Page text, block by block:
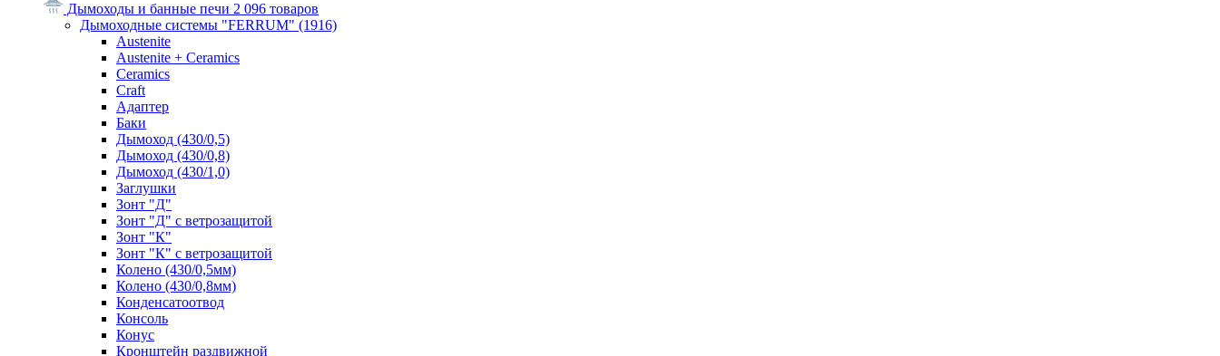
Дымоходы и банные печи 2 096 товаров
Дымоходные системы "FERRUM" (1916)
Austenite
Austenite + Ceramics
Ceramics
Craft
Адаптер
Баки
Дымоход (430/0,5)
Дымоход (430/0,8)
Дымоход (430/1,0)
Заглушки
Зонт "Д"
Зонт "Д" с ветрозащитой
Зонт "К"
Зонт "К" с ветрозащитой
Колено (430/0,5мм)
Колено (430/0,8мм)
Конденсатоотвод
Консоль
Конус
Кронштейн раздвижной